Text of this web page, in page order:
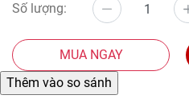
Số lượng:
MUA NGAY